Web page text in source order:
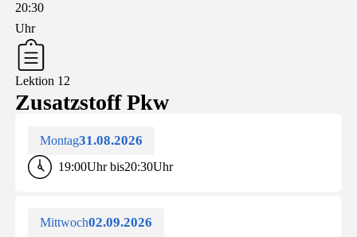
20:30
Uhr
Lektion 12
Zusatzstoff Pkw
Montag31.08.2026
19:00Uhr bis20:30Uhr
Mittwoch02.09.2026